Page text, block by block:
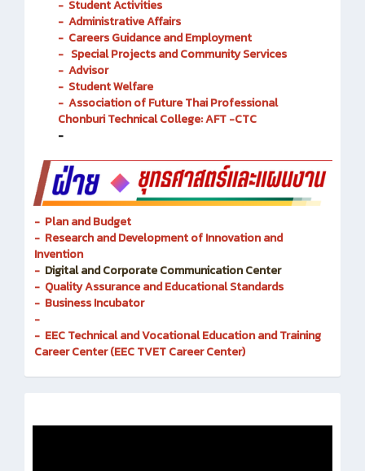
- Student Activities
- Administrative Affairs
- Careers Guidance and Employment
-Special Projects and Community Services
- Advisor
- Student Welfare
-Association of Future Thai Professional
Chonburi Technical College: AFT -CTC
-
- Plan and Budget
- Research and Development of Innovation and
Invention
- Digital and Corporate Communication Center
- Quality Assurance and Educational Standards
- Business Incubator
-
- EEC Technical and Vocational Education and Training
Career Center (EEC TVET Career Center)